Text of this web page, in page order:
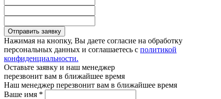
Отправить заявку
Нажимая на кнопку, Вы даете согласие на обработку
персональных данных и соглашаетесь с политикой
конфиденциальности.
Оставьте заявку и наш менеджер
перезвонит вам в ближайшее время
Наш менеджер перезвонит вам в ближайшее время
Ваше имя *